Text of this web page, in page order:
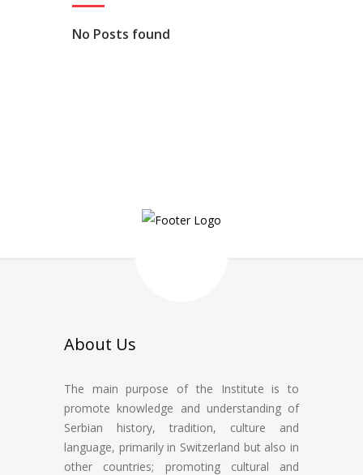
No Posts found
About Us
The main purpose of the Institute is to
promote knowledge and understanding of
Serbian history, tradition, culture and
language, primarily in Switzerland but also in
other countries; promoting cultural and